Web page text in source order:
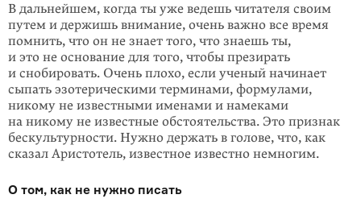
В дальнейшем, когда ты уже ведешь читателя своим
путем и держишь вни­ма­ние, очень важно все время
помнить, что он не знает того, что знаешь ты,
и это не основание для того, чтобы презирать
и снобировать. Очень плохо, если уче­ный начинает
сыпать эзотерическими терминами, формулами,
никому не из­вестными именами и намеками
на никому не известные обстоятельства. Это признак
бескультурности. Нужно держать в голове, что, как
сказал Аристо­тель, известное известно немногим.
О том, как не нужно писать